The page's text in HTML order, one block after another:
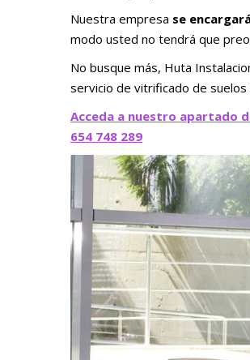
Nuestra empresa se
modo usted no tendrá que
No busque más, Huta
servicio de vitrificado de suelos
Acceda a nuestro apartado
654 748 289